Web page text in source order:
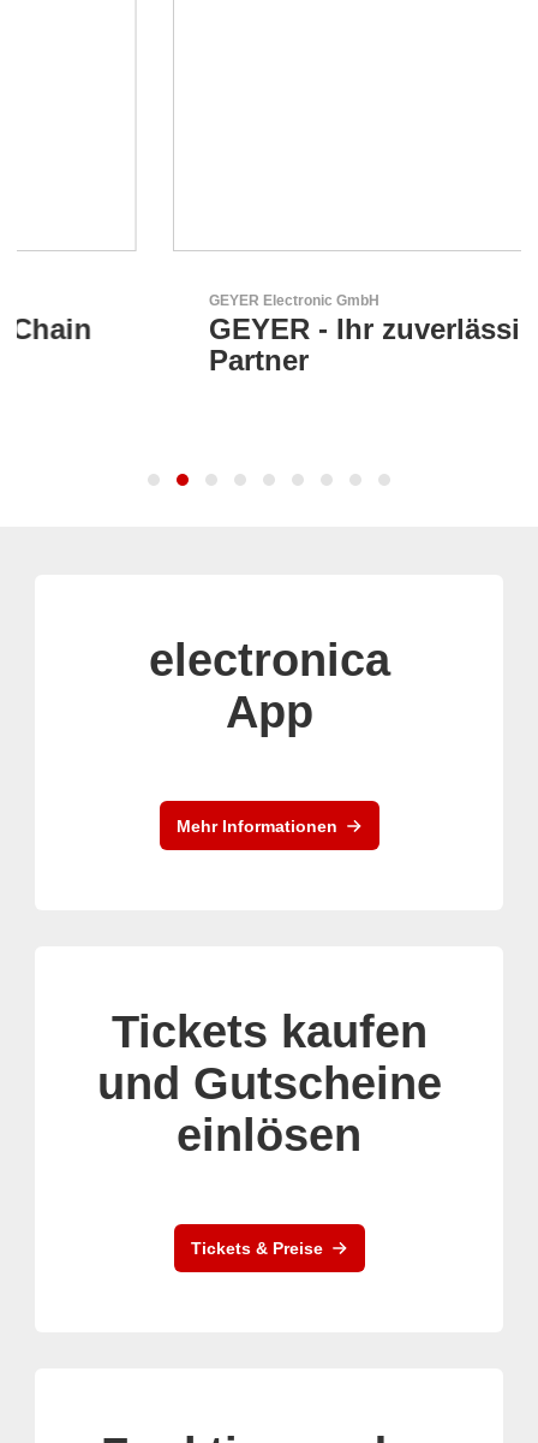
GEYER Electronic GmbH
GEYER - Ihr zuverlässiger
electronica
App
Mehr Informationen
Tickets kaufen
und Gutscheine
einlösen
Tickets & Preise